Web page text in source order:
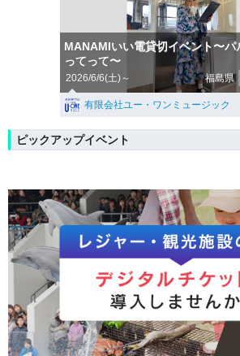
MANAMIいい電貸切イベント〜パ
ってって〜
2026/6/6(土)～ 福島県
有限会社ユー・ワンミュージック
ピックアップイベント